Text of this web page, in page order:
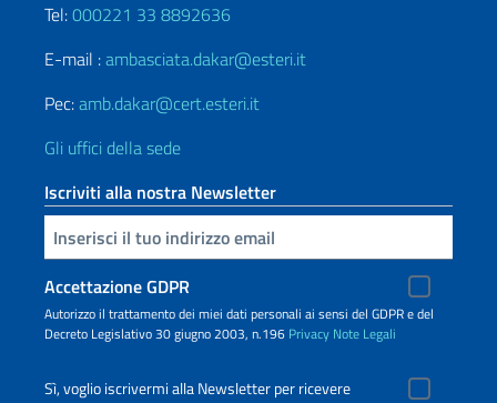
Tel:000221 33 8892636
E-mail :ambasciata.dakar@esteri.it
Pec:amb.dakar@cert.esteri.it
Gli uffici della sede
Iscriviti alla nostra Newsletter
Inserisci la tua email
Accettazione GDPR
Autorizzo il trattamento dei miei dati personali ai sensi del GDPR e del
Decreto Legislativo 30 giugno 2003, n.196 Privacy Note Legali
Sì, voglio iscrivermi alla Newsletter per ricevere